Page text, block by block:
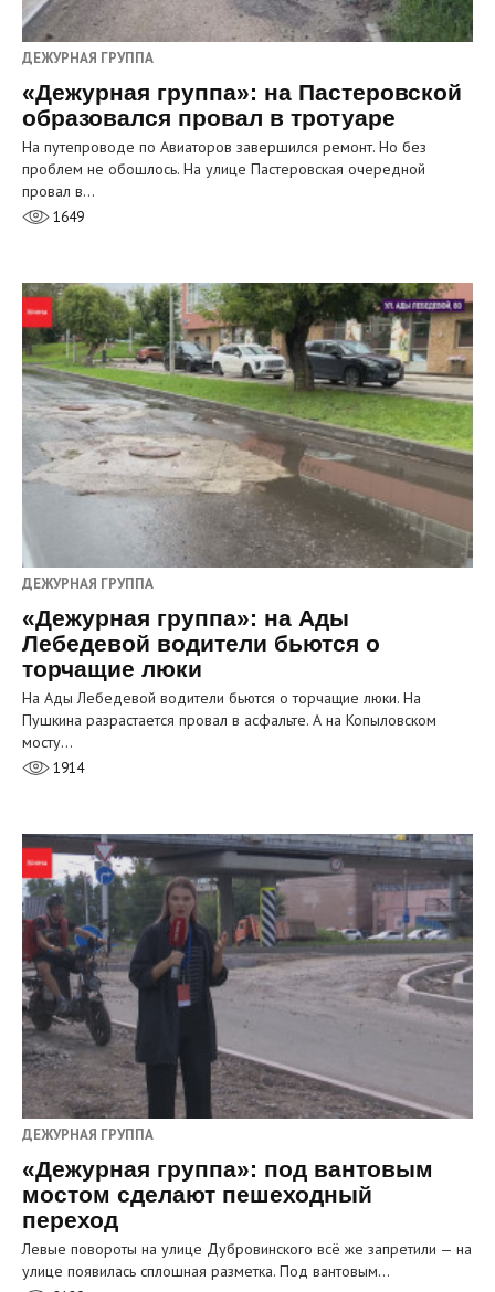
ДЕЖУРНАЯ ГРУППА
«Дежурная группа»: на Пастеровской
образовался провал в тротуаре
На путепроводе по Авиаторов завершился ремонт. Но без
проблем не обошлось. На улице Пастеровская очередной
провал в…
1649
ДЕЖУРНАЯ ГРУППА
«Дежурная группа»: на Ады
Лебедевой водители бьются о
торчащие люки
На Ады Лебедевой водители бьются о торчащие люки. На
Пушкина разрастается провал в асфальте. А на Копыловском
мосту…
1914
ДЕЖУРНАЯ ГРУППА
«Дежурная группа»: под вантовым
мостом сделают пешеходный
переход
Левые повороты на улице Дубровинского всё же запретили — на
улице появилась сплошная разметка. Под вантовым…